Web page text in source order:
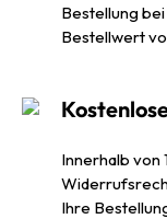
Bestellung
Bestellwert
Innerhalb von
Ihre